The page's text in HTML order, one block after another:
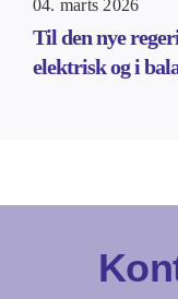
04. marts 2026
Til den nye
elektrisk og i